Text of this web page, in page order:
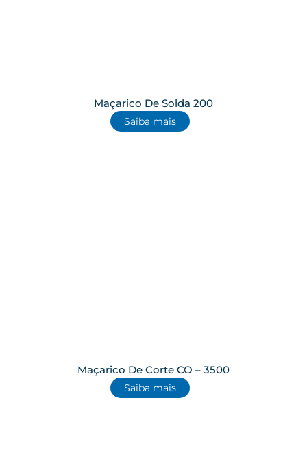
Maçarico De Solda 200
Saiba mais
Maçarico De Corte CO – 3500
Saiba mais